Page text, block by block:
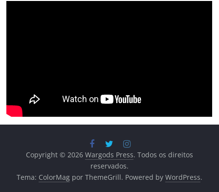
Copyright © 2026 Wargods Press. Todos os direitos
reservados.
Tema: ColorMagpor ThemeGrill. Powered by WordPress.